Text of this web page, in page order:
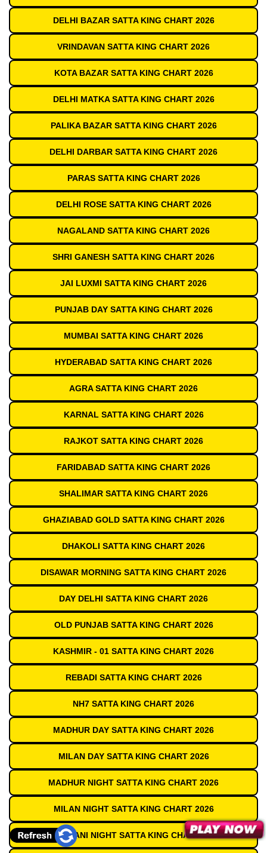
DELHI BAZAR SATTA KING CHART 2026
VRINDAVAN SATTA KING CHART 2026
KOTA BAZAR SATTA KING CHART 2026
DELHI MATKA SATTA KING CHART 2026
PALIKA BAZAR SATTA KING CHART 2026
DELHI DARBAR SATTA KING CHART 2026
PARAS SATTA KING CHART 2026
DELHI ROSE SATTA KING CHART 2026
NAGALAND SATTA KING CHART 2026
SHRI GANESH SATTA KING CHART 2026
JAI LUXMI SATTA KING CHART 2026
PUNJAB DAY SATTA KING CHART 2026
MUMBAI SATTA KING CHART 2026
HYDERABAD SATTA KING CHART 2026
AGRA SATTA KING CHART 2026
KARNAL SATTA KING CHART 2026
RAJKOT SATTA KING CHART 2026
FARIDABAD SATTA KING CHART 2026
SHALIMAR SATTA KING CHART 2026
GHAZIABAD GOLD SATTA KING CHART 2026
DHAKOLI SATTA KING CHART 2026
DISAWAR MORNING SATTA KING CHART 2026
DAY DELHI SATTA KING CHART 2026
OLD PUNJAB SATTA KING CHART 2026
KASHMIR - 01 SATTA KING CHART 2026
REBADI SATTA KING CHART 2026
NH7 SATTA KING CHART 2026
MADHUR DAY SATTA KING CHART 2026
MILAN DAY SATTA KING CHART 2026
MADHUR NIGHT SATTA KING CHART 2026
MILAN NIGHT SATTA KING CHART 2026
RAJDHANI NIGHT SATTA KING CHART 2026